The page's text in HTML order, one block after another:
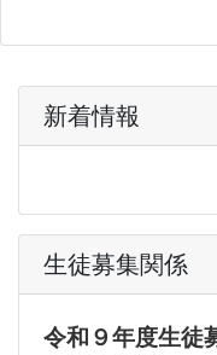
新着情報
生徒募集関係
令和９年度生徒